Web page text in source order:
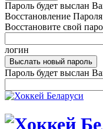
Пароль будет выслан
Восстановление Пароля
Восстановите свой
логин
Пароль будет выслан